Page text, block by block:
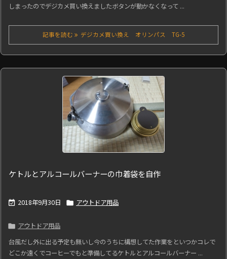
しまったのでデジカメ買い換えましたボタンが動かなくなって ...
記事を読む デジカメ買い換え オリンパス TG-5
ケトルとアルコールバーナーの巾着袋を自作
 2018年9月30日  アウトドア用品
 アウトドア用品
台風だし外に出る予定も無いし今のうちに構想してた作業をといつかコレで
どこか遠くでコーヒーでもと準備してるケトルとアルコールバーナー ...